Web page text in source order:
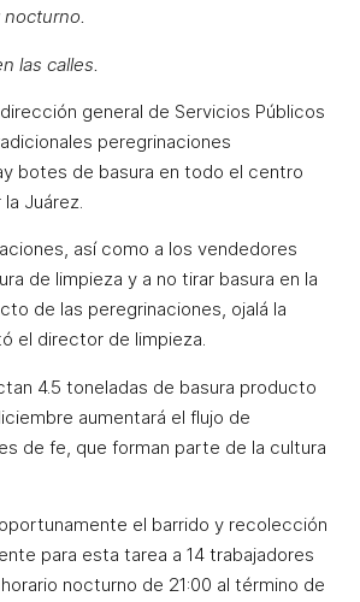
nocturno.
las calles.
general de Servicios Públicos
peregrinaciones
botes de basura en todo el centro
Juárez.
así como a los vendedores
de limpieza y a no tirar basura en la
de las peregrinaciones, ojalá la
el director de limpieza.
4.5 toneladas de basura producto
aumentará el flujo de
de fe, que forman parte de la cultura
el barrido y recolección
para esta tarea a 14 trabajadores
nocturno de 21:00 al término de